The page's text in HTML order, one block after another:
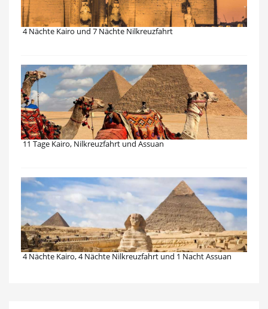
4 Nächte Kairo und 7 Nächte Nilkreuzfahrt
11 Tage Kairo, Nilkreuzfahrt und Assuan
4 Nächte Kairo, 4 Nächte Nilkreuzfahrt und 1 Nacht Assuan